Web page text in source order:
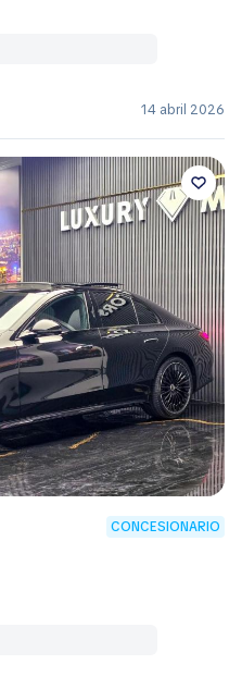
14 abril 2026
CONCESIONARIO